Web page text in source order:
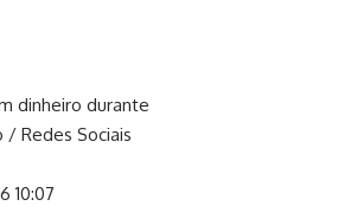
dinheiro durante
/ Redes Sociais
10:07